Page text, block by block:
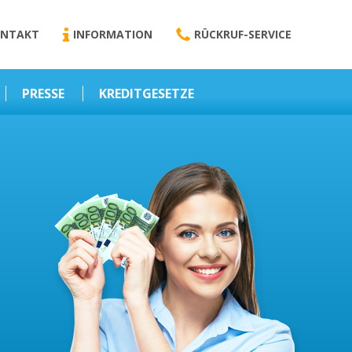
INFORMATION RÜCKRUF-SERVICE
PRESSE KREDITGESETZE
Darlehensvermittlung
Nebenentgelte
Kreditvermittlung
Abweichende
Vereinbarung
Erlaubnis zur
Kreditvermittlung